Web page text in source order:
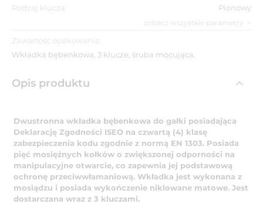
Rodzaj klucza:
Pionowy
zobacz wszystkie parametry
Zawartość opakowania:
Wkładka bębenkowa, 3 klucze, śruba mocująca.
Opis produktu
Dwustronna wkładka bębenkowa do gałki posiadająca
Deklarację Zgodności ISEO na czwartą (4) klasę
zabezpieczenia kodu zgodnie z normą EN 1303. Posiada
pięć mosiężnych kołków o zwiększonej odporności na
manipulacyjne otwarcie, co zapewnia jej podstawową
ochronę przeciwwłamaniową. Wkładka jest wykonana z
mosiądzu i posiada wykończenie niklowane matowe. Jest
dostarczana wraz z 3 kluczami.